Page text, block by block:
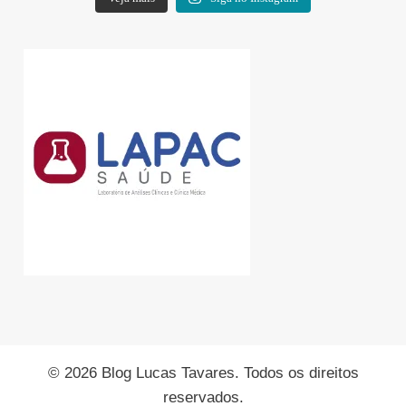
© 2026 Blog Lucas Tavares. Todos os direitos
reservados.